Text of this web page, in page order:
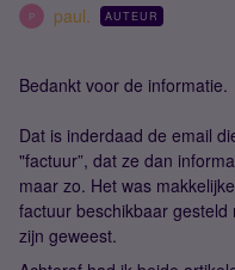
P paul. AUTEUR
Bedankt voor de informatie.
Dat is inderdaad de email
"factuur”, dat ze dan
maar zo. Het was
factuur beschikbaar
zijn geweest.